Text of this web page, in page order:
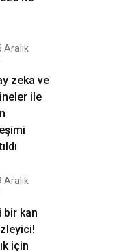
Aralık
zeka ve
ile
Aralık
bir kan
için